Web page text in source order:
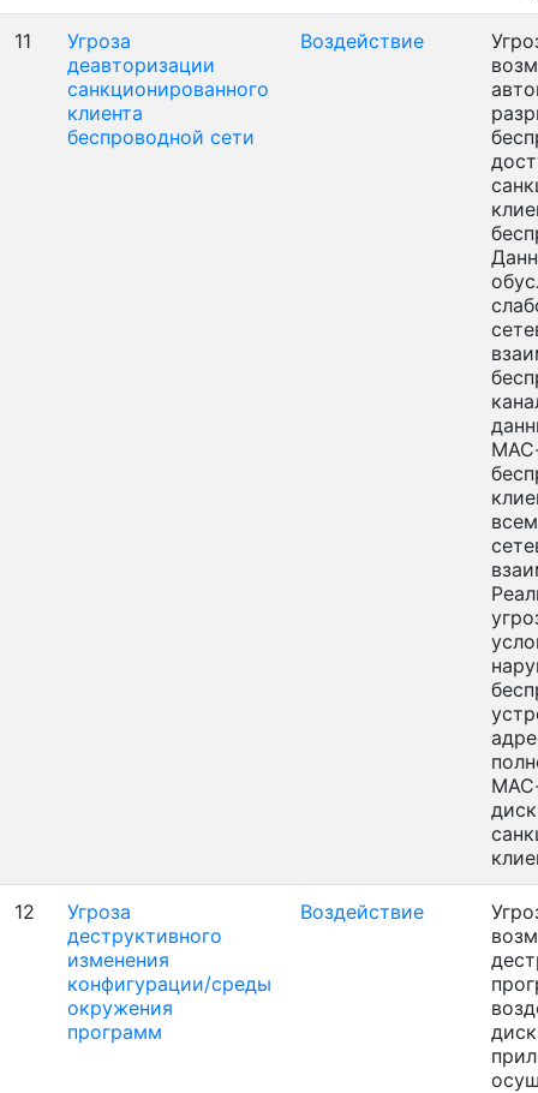
11
Угроза
деавторизации
санкционированного
клиента
беспроводной сети
Воздействие
12
Угроза
деструктивного
изменения
конфигурации/среды
окружения
программ
Воздействие